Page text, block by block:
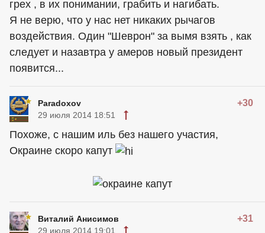
грех , в их понимании, грабить и нагибать.
Я не верю, что у нас нет никаких рычагов
воздействия. Один "Шеврон" за вымя взять , как
следует и назавтра у амеров новый президент
появится...
Paradoxov +30
29 июля 2014 18:51
Похоже, с нашим иль без нашего участия,
Окраине скоро капут
Виталий Анисимов +31
29 июля 2014 19:01